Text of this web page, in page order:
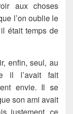
aux choses
l’on oublie le
était temps de
enfin, seul, au
il l’avait fait
envie. Il se
son ami avait
justement, ce